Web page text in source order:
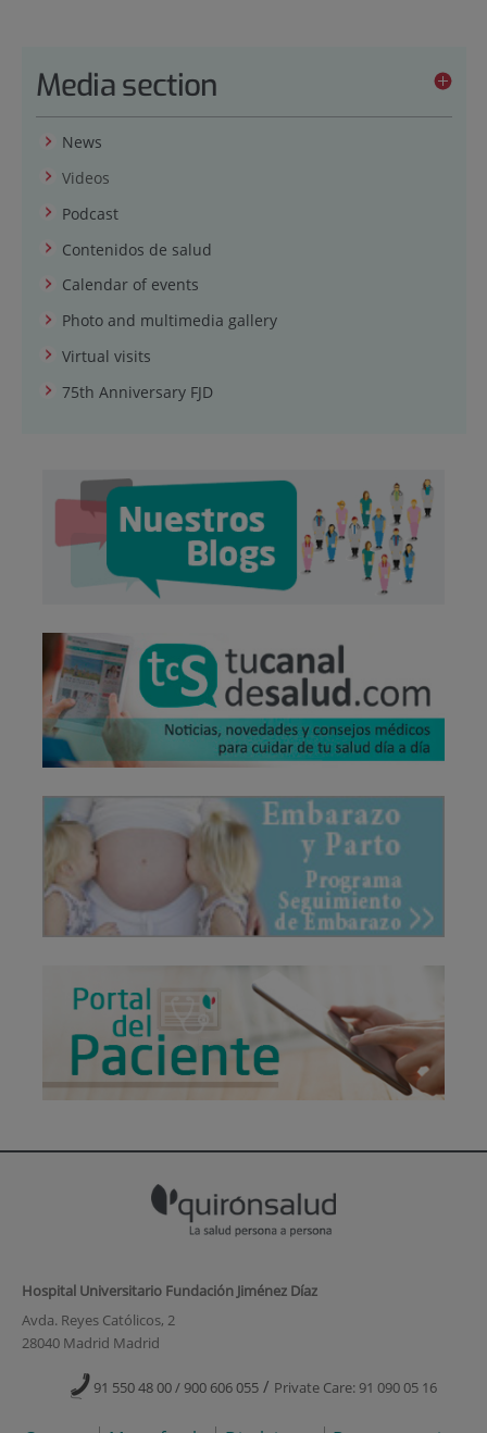
Media section
News
Videos
Podcast
Contenidos de salud
Calendar of events
Photo and multimedia gallery
Virtual visits
75th Anniversary FJD
Hospital Universitario Fundación Jiménez Díaz
Avda. Reyes Católicos, 2
28040 Madrid Madrid
91 550 48 00 / 900 606 055 / Private Care: 91 090 05 16